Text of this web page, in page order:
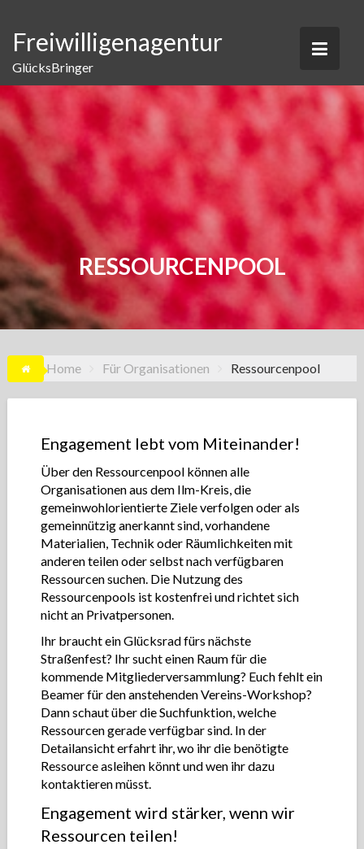
content
Freiwilligenagentur
GlücksBringer
RESSOURCENPOOL
Home Für Organisationen Ressourcenpool
Engagement lebt vom Miteinander!
Über den Ressourcenpool können alle
Organisationen aus dem Ilm-Kreis, die
gemeinwohlorientierte Ziele verfolgen oder als
gemeinnützig anerkannt sind, vorhandene
Materialien, Technik oder Räumlichkeiten mit
anderen teilen oder selbst nach verfügbaren
Ressourcen suchen. Die Nutzung des
Ressourcenpools ist kostenfrei und richtet sich
nicht an Privatpersonen.
Ihr braucht ein Glücksrad fürs nächste
Straßenfest? Ihr sucht einen Raum für die
kommende Mitgliederversammlung? Euch fehlt ein
Beamer für den anstehenden Vereins-Workshop?
Dann schaut über die Suchfunktion, welche
Ressourcen gerade verfügbar sind. In der
Detailansicht erfahrt ihr, wo ihr die benötigte
Ressource asleihen könnt und wen ihr dazu
kontaktieren müsst.
Engagement wird stärker, wenn wir
Ressourcen teilen!